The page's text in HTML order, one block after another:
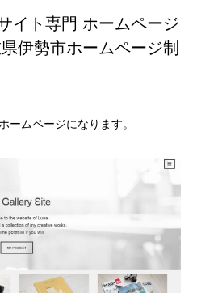
イト専門 ホームページ
伊勢市ホームページ制
ームページになります。